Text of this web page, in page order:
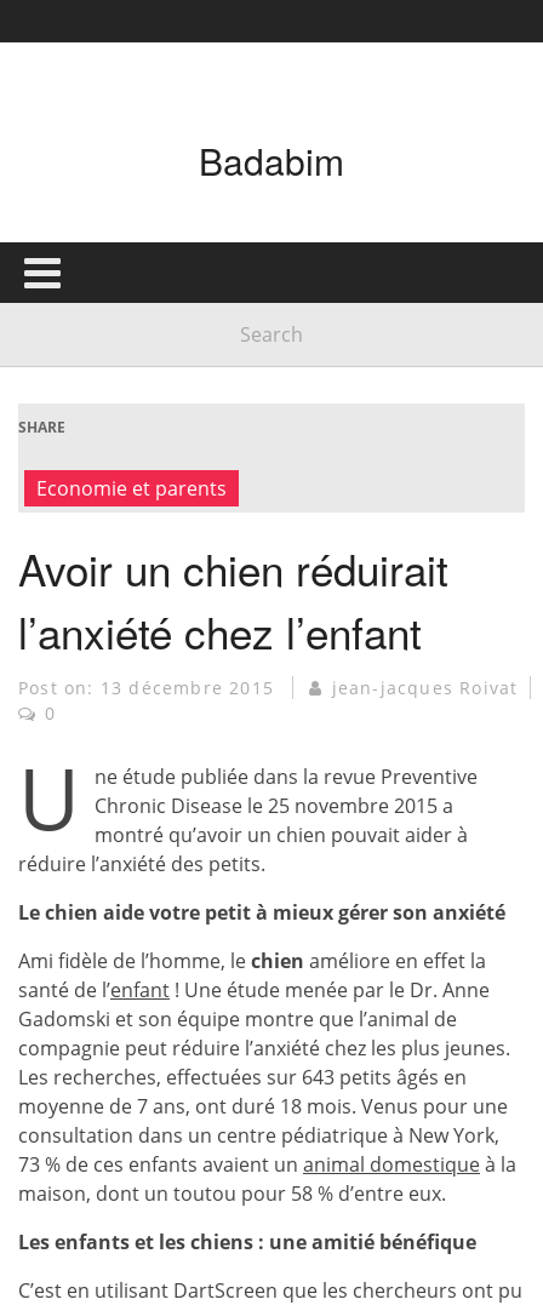
Badabim
SHARE
Economie et parents
Avoir un chien réduirait
l’anxiété chez l’enfant
Post on: 13 décembre 2015
jean-jacques Roivat
0
U
ne étude publiée dans la revue Preventive
Chronic Disease le 25 novembre 2015 a
montré qu’avoir un chien pouvait aider à
réduire l’anxiété des petits.
Le chien aide votre petit à mieux gérer son anxiété
Ami fidèle de l’homme, lechien améliore en effet la
santé de l’enfant ! Une étude menée par le Dr. Anne
Gadomski et son équipe montre que l’animal de
compagnie peut réduire l’anxiété chez les plus jeunes.
Les recherches, effectuées sur 643 petits âgés en
moyenne de 7 ans, ont duré 18 mois. Venus pour une
consultation dans un centre pédiatrique à New York,
73 % de ces enfants avaient un animal domestiqueà la
maison, dont un toutou pour 58 % d’entre eux.
Les enfants et les chiens : une amitié bénéfique
C’est en utilisant DartScreen que les chercheurs ont pu